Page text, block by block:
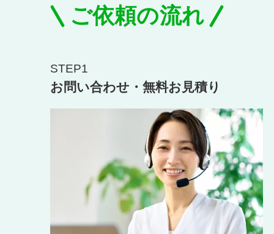
ご依頼の流れ
STEP1
お問い合わせ・無料お見積り